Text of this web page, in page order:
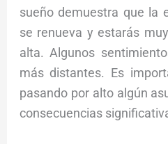
sueño demuestra que la
se renueva y estarás
alta. Algunos
más distantes. Es
pasando por alto algún
consecuencias